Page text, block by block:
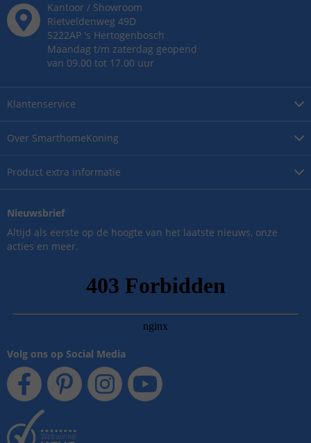
Over SmarthomeKoning
Product extra informatie
Klantenservice
Kantoor / Showroom
Rietveldenweg 49D
5222AP 's Hertogenbosch
Maandag t/m zaterdag geopend
van 09.00 tot 17.00 uur
Nieuwsbrief
Altijd als eerste op de hoogte van het laatste nieuws, onze
acties en meer.
Volg ons op Social Media